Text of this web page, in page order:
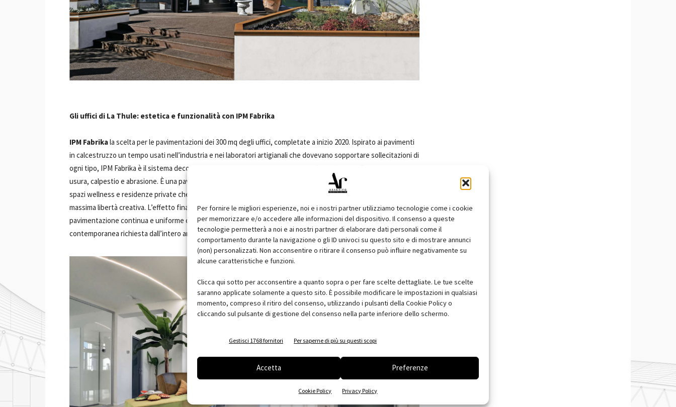
Per fornire le migliori esperienze, noi e i nostri partner utilizziamo tecnologie come i cookie
per memorizzare e/o accedere alle informazioni del dispositivo. Il consenso a queste
tecnologie permetterà a noi e ai nostri partner di elaborare dati personali come il
comportamento durante la navigazione o gli ID univoci su questo sito e di mostrare annunci
(non) personalizzati. Non acconsentire o ritirare il consenso può influire negativamente su
alcune caratteristiche e funzioni.
Clicca qui sotto per acconsentire a quanto sopra o per fare scelte dettagliate. Le tue scelte
saranno applicate solamente a questo sito. È possibile modificare le impostazioni in qualsiasi
momento, compreso il ritiro del consenso, utilizzando i pulsanti della Cookie Policy o
cliccando sul pulsante di gestione del consenso nella parte inferiore dello schermo.
Gestisci 1768 fornitori Per saperne di più su questi scopi
Accetta Preferenze
Cookie Policy Privacy Policy
Gli uffici di La Thule: estetica e funzionalità con IPM Fabrika
IPM Fabrikala scelta per le pavimentazioni dei 300 mq degli uffici, completate a inizio 2020. Ispirato ai pavimenti
in calcestruzzo un tempo usati nell’industria e nei laboratori artigianali che dovevano sopportare sollecitazioni di
ogni tipo, IPM Fabrika è il sistema decorativo in resina a effetto microcemento che resiste perfettamente a
usura, calpestio e abrasione. È una pavimentazione ideale per loft, uffici e spazi commerciali, sale espositive,
spazi wellness e residenze private che desiderano una pavimentazione tecnica industriale di carattere e dalla
massima libertà creativa. L’effetto finale negli uffici di La Thule è caldo, accogliente e moderno: una
pavimentazione continua e uniforme che dà dinamismo e risponde all’esigenza di estetica decisamente
contemporanea richiesta dall’intero ambiente.